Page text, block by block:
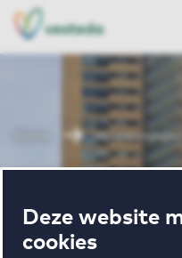
Deze website
cookies
NL
EN